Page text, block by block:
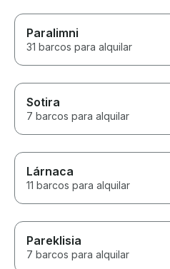
Paralimni
31 barcos para alquilar
Sotira
7 barcos para alquilar
Lárnaca
11 barcos para alquilar
Pareklisia
7 barcos para alquilar